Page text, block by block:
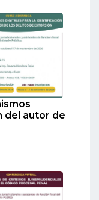
del autor de